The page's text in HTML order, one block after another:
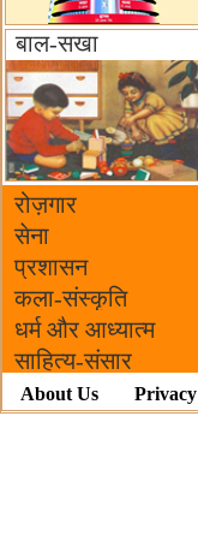
बाल-सखा
रोज़गार
सेना
प्रशासन
कला-संस्कृति
धर्म और आध्यात्म
साहित्य-संसार
About Us Privacy